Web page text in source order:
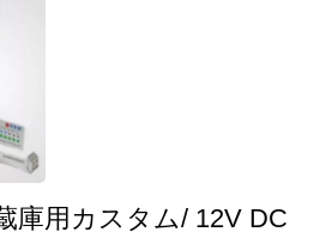
庫用カスタム/ 12V DC